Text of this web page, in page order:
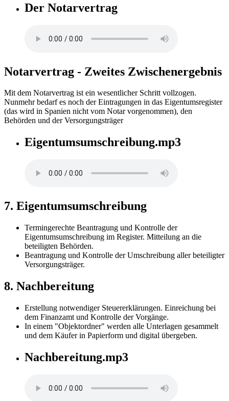
Der Notarvertrag
Notarvertrag - Zweites Zwischenergebnis
Mit dem Notarvertrag ist ein wesentlicher Schritt vollzogen.
Nunmehr bedarf es noch der Eintragungen in das Eigentumsregister
(das wird in Spanien nicht vom Notar vorgenommen), den
Behörden und der Versorgungsträger
Eigentumsumschreibung.mp3
7. Eigentumsumschreibung
Termingerechte Beantragung und Kontrolle der
Eigentumsumschreibung im Register. Mitteilung an die
beteiligten Behörden.
Beantragung und Kontrolle der Umschreibung aller beteiligter
Versorgungsträger.
8. Nachbereitung
Erstellung notwendiger Steuererklärungen. Einreichung bei
dem Finanzamt und Kontrolle der Vorgänge.
In einem "Objektordner" werden alle Unterlagen gesammelt
und dem Käufer in Papierform und digital übergeben.
Nachbereitung.mp3